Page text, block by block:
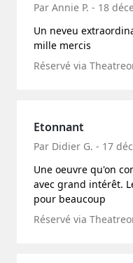
Par Annie P. - 18
Un neveu
mille mercis
Réservé via
Etonnant
Par Didier G. - 17
Une oeuvre qu'on
avec grand intérêt.
pour beaucoup
Réservé via